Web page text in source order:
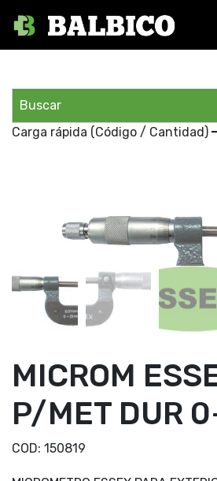
Carga rápida (Código / Cantidad)
MICROM
P/MET DUR
COD: 150819